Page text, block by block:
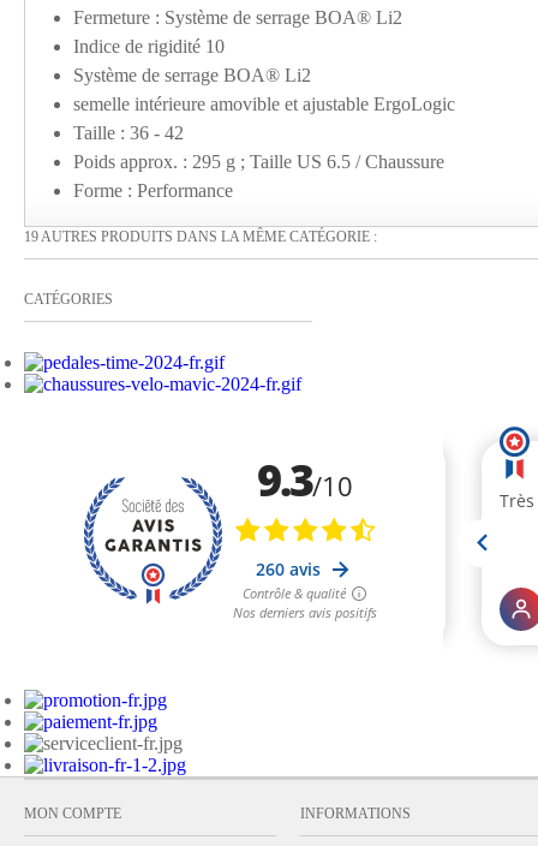
Fermeture : Système de serrage BOA® Li2
Indice de rigidité 10
Système de serrage BOA® Li2
semelle intérieure amovible et ajustable ErgoLogic
Taille : 36 - 42
Poids approx. : 295 g ; Taille US 6.5 / Chaussure
Forme : Performance
19 AUTRES PRODUITS DANS LA MÊME CATÉGORIE :
CATÉGORIES
MON COMPTE INFORMATIONS